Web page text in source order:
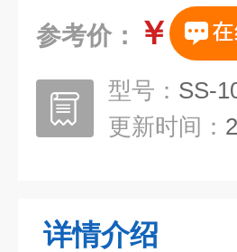
参考价： ￥
型号： SS-
更新时间：
详情介绍